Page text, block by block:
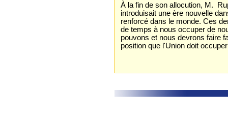
À la fin de son allocution, M.
introduisait une ère nouvelle
renforcé dans le monde. Ces
de temps à nous occuper de
pouvons et nous devrons faire
position que l'Union doit